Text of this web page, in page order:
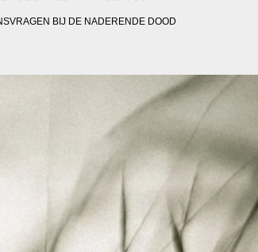
BIJ DE NADERENDE DOOD